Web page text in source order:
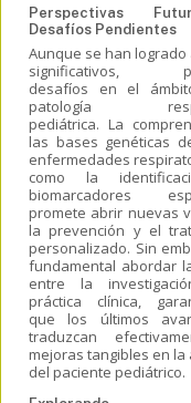
Perspectivas
Desafíos Pendientes
Aunque se han logrado
significativos,
desafíos en el
patología
pediátrica. La
las bases genéticas
enfermedades
como la
biomarcadores
promete abrir nuevas
la prevención y el
personalizado. Sin
fundamental abordar
entre la
práctica clínica,
que los últimos
traduzcan
mejoras tangibles en la
del paciente pediátrico.